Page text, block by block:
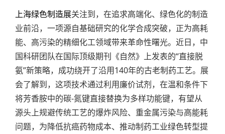
上海绿色制造展关注到，在追求高端化、绿色化的制造
业前沿，一项源自基础研究的化学合成突破，正为高耗
能、高污染的精细化工领域带来革命性曙光。近日，中
国科研团队在国际顶级期刊《自然》上发表的“直接脱
氨”新策略，成功绕开了沿用140年的古老制药工艺。展
会了解到，这项技术通过利用廉价试剂，在温和条件下
将芳香胺中的碳-氮键直接替换为多样功能键，有望从
源头上规避传统工艺的爆炸风险、重金属污染与高能耗
问题，为降低抗癌药物成本、推动制药工业绿色转型提